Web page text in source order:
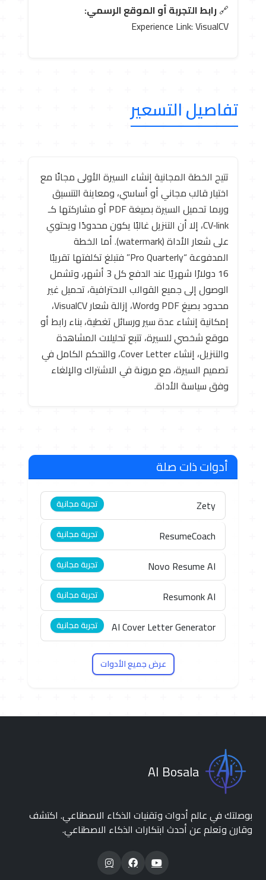
🔗رابط التجربة أو الموقع الرسمي:
Experience Link: VisualCV
تفاصيل التسعير
تتيح الخطة المجانية إنشاء السيرة الأولى مجانًا مع
اختيار قالب مجاني أو أساسي، ومعاينة التنسيق
وربما تحميل السيرة بصيغة PDF أو مشاركتها كـ
CV‑link، إلا أن التنزيل غالبًا يكون محدودًا ويحتوي
على شعار الأداة (watermark). أما الخطة
المدفوعة “Pro Quarterly” فتبلغ تكلفتها تقريبًا
16 دولارًا شهريًا عند الدفع كل 3 أشهر، وتشمل
الوصول إلى جميع القوالب الاحترافية، تحميل غير
محدود بصيغ PDF وWord، إزالة شعار VisualCV،
إمكانية إنشاء عدة سير ورسائل تغطية، بناء رابط أو
موقع شخصي للسيرة، تتبع تحليلات المشاهدة
والتنزيل، إنشاء Cover Letter، والتحكم الكامل في
تصميم السيرة، مع مرونة في الاشتراك والإلغاء
وفق سياسة الأداة.
أدوات ذات صلة
Zety تجربة مجانية
ResumeCoach تجربة مجانية
Novo Resume AI تجربة مجانية
Resumonk AI تجربة مجانية
AI Cover Letter Generator تجربة مجانية
عرض جميع الأدوات
AI Bosala
بوصلتك في عالم أدوات وتقنيات الذكاء الاصطناعي. اكتشف
وقارن وتعلم عن أحدث ابتكارات الذكاء الاصطناعي.